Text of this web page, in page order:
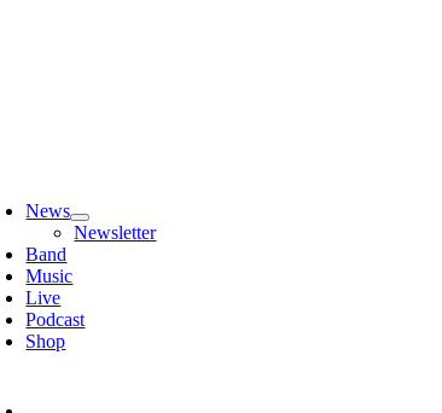
News
Newsletter
Band
Music
Live
Podcast
Shop